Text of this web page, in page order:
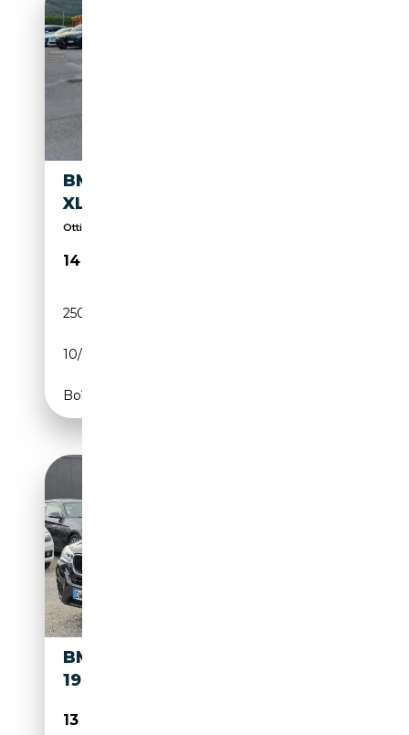
BMW X4 X4 F26 XDRIVE20D
XLINE
Ottime condizioni!
14 999€
250 000 km
10/2014
Boîte manuelle
BMW X4 (F26) XDRIVE20D
190CH LOUNGE PLUS
13 990€